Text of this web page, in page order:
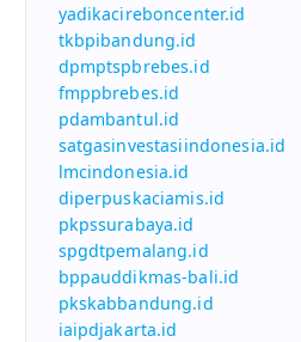
yadikacireboncenter.id
tkbpibandung.id
dpmptspbrebes.id
fmppbrebes.id
pdambantul.id
satgasinvestasiindonesia.id
lmcindonesia.id
diperpuskaciamis.id
pkpssurabaya.id
spgdtpemalang.id
bppauddikmas-bali.id
pkskabbandung.id
iaipdjakarta.id